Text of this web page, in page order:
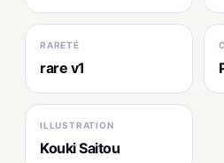
RARETÉ
rare v1
ILLUSTRATION
Kouki Saitou